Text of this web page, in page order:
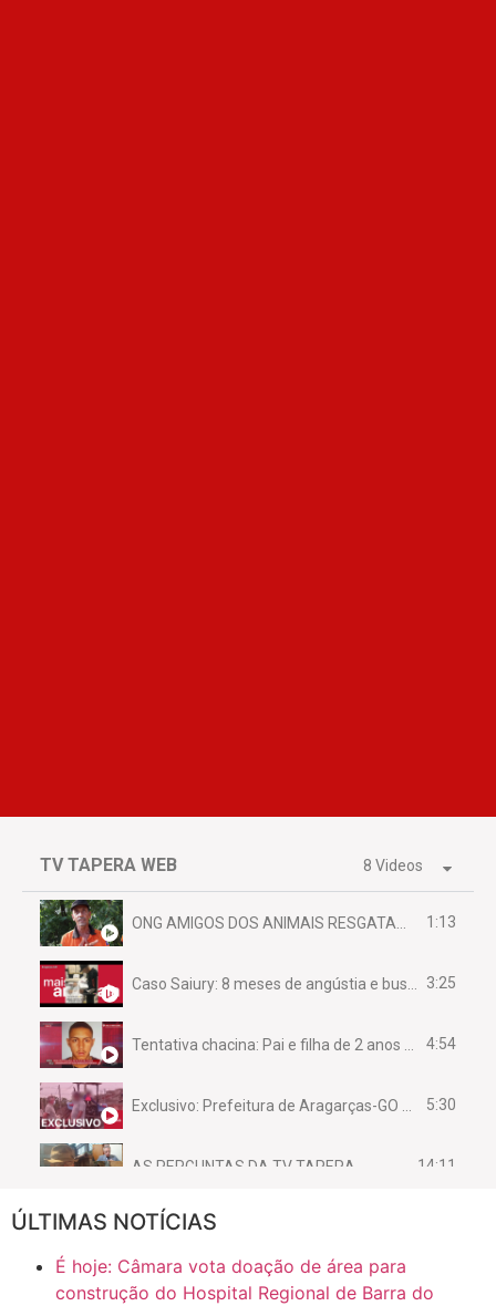
TV TAPERA WEB 8 Videos
1:13
3:25
4:54
5:30
AS PERGUNTAS DA TV TAPERA 14:11
CASO SAIURY - SEM CORTES
Mini Ginásio de Aragarças- Só a bo$ta 6:31
ÚLTIMAS NOTÍCIAS
É hoje: Câmara vota doação de área para
construção do Hospital Regional de Barra do